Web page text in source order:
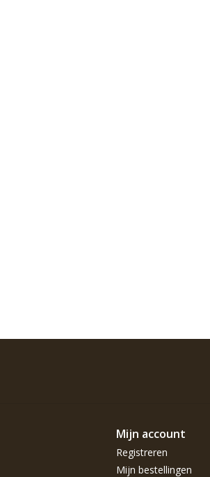
Mijn account
Registreren
Mijn bestellingen